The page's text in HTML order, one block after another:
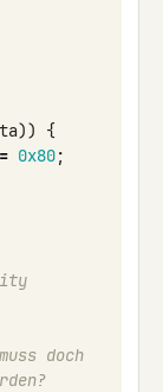
))
{
0x80;
doch